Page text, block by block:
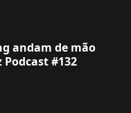
andam de mão
#132